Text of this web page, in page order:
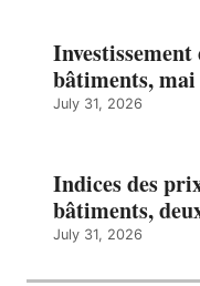
bâtiments, mai
July 31, 2026
Indices des
bâtiments,
July 31, 2026